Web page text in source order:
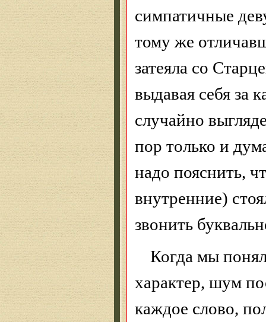
симпатичные
тому же
затеяла со
выдавая себя за
случайно
пор только и
надо пояснить,
внутренние)
звонить
Когда мы
характер, шум
каждое слово,